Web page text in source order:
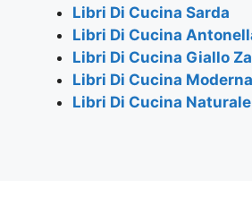
Libri Di Cucina Sarda
Libri Di Cucina
Libri Di Cucina Giallo
Libri Di Cucina Moderna
Libri Di Cucina Naturale